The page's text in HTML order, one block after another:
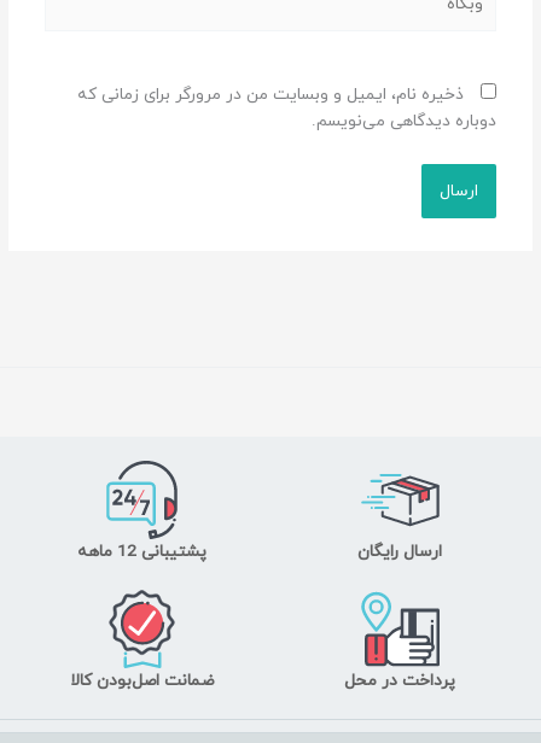
ذخیره نام، ایمیل و وبسایت من در مرورگر برای زمانی که
دوباره دیدگاهی می‌نویسم.
ارسال رایگان پشتیبانی 12 ماهه
پرداخت در محل ضمانت اصل‌بودن کالا